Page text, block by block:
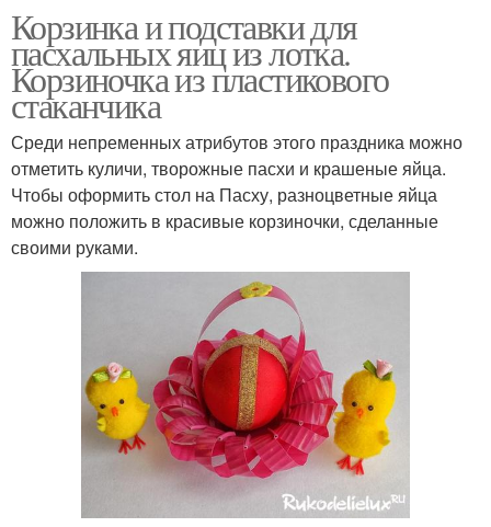
Корзинка и подставки для
пасхальных яиц из лотка.
Корзиночка из пластикового
стаканчика
Среди непременных атрибутов этого праздника можно
отметить куличи, творожные пасхи и крашеные яйца.
Чтобы оформить стол на Пасху, разноцветные яйца
можно положить в красивые корзиночки, сделанные
своими руками.